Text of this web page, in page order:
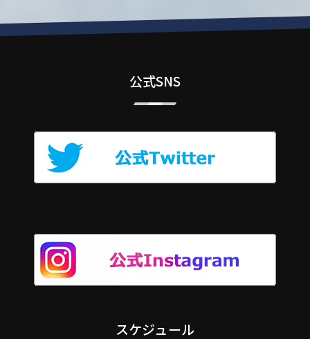
公式SNS
スケジュール